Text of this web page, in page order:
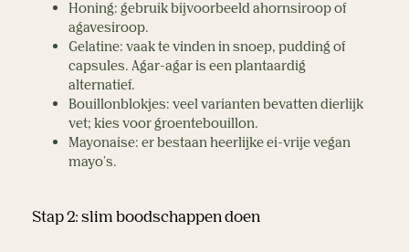
Honing: gebruik bijvoorbeeld ahornsiroop of
agavesiroop.
Gelatine: vaak te vinden in snoep, pudding of
capsules. Agar-agar is een plantaardig
alternatief.
Bouillonblokjes: veel varianten bevatten dierlijk
vet; kies voor groentebouillon.
Mayonaise: er bestaan heerlijke ei-vrije vegan
mayo's.
Stap 2: slim boodschappen doen